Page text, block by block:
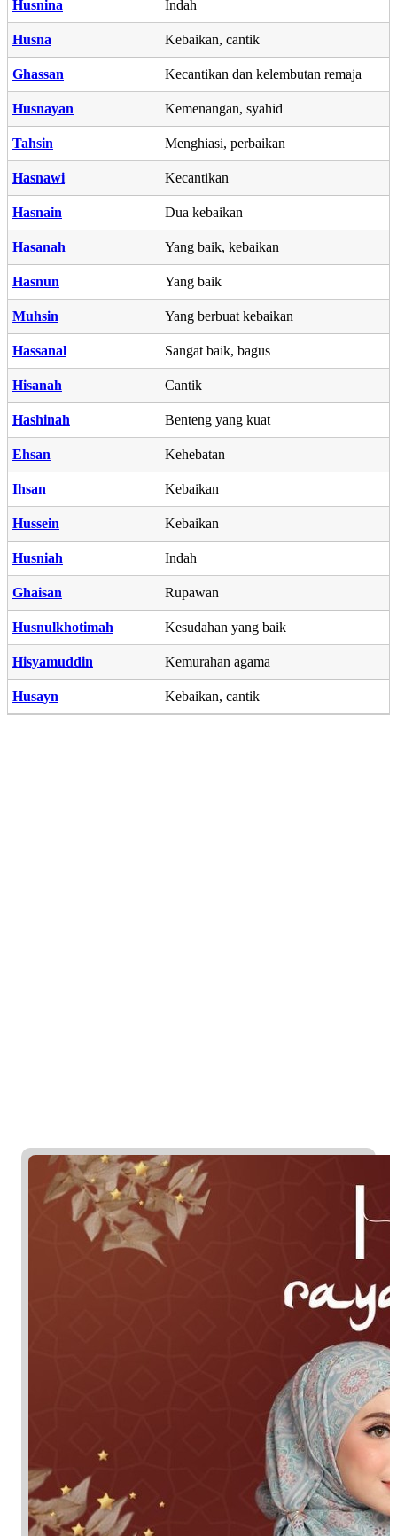
Husnina Indah
Husna Kebaikan, cantik
Ghassan Kecantikan dan kelembutan remaja
Husnayan Kemenangan, syahid
Tahsin Menghiasi, perbaikan
Hasnawi Kecantikan
Hasnain Dua kebaikan
Hasanah Yang baik, kebaikan
Hasnun Yang baik
Muhsin Yang berbuat kebaikan
Hassanal Sangat baik, bagus
Hisanah Cantik
Hashinah Benteng yang kuat
Ehsan Kehebatan
Ihsan Kebaikan
Hussein Kebaikan
Husniah Indah
Ghaisan Rupawan
Husnulkhotimah Kesudahan yang baik
Hisyamuddin Kemurahan agama
Husayn Kebaikan, cantik